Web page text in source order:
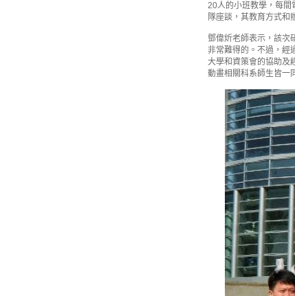
20人的小班教學，每間
隊座談，其教育方式和
鄧偉炘老師表示，該次
非常難得的。不過，經
大學和資策會的協助及
動畫相關科系師生皆一